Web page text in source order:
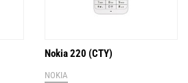
Nokia 220 (CTY)
NOKIA